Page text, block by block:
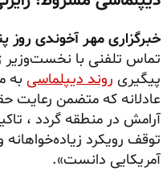
خبرگزاری مهر آخوندی
تماس تلفنی با نخست‌وزیر
پیگیری روند دیپلماسی به
عادلانه که متضمن رعایت
آرامش در منطقه گردد ،
توقف رویکرد
آمریکایی دانست».